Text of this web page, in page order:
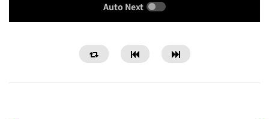
Auto Next